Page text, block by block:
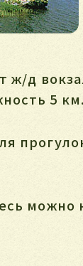
ж/д
5 км.